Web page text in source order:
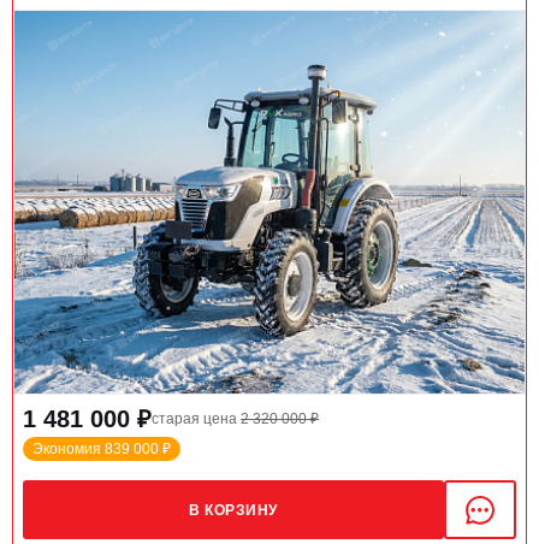
1 481 000 ₽старая цена 2 320 000 ₽
Экономия 839 000 ₽
В КОРЗИНУ